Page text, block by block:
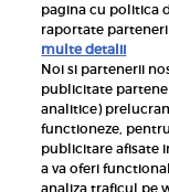
Inscrie-te la
pagina cu politica
raportate
multe detalii
Noi si partenerii
publicitate
analitice)
functioneze,
publicitare afisate
a va oferi
analiza traficul pe